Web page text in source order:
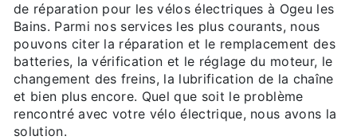
de réparation pour les vélos électriques à Ogeu les
Bains. Parmi nos services les plus courants, nous
pouvons citer la réparation et le remplacement des
batteries, la vérification et le réglage du moteur, le
changement des freins, la lubrification de la chaîne
et bien plus encore. Quel que soit le problème
rencontré avec votre vélo électrique, nous avons la
solution.